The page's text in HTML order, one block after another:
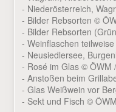
- Niederösterreich,
- Bilder Rebsorten ©
- Bilder Rebsorten
- Weinflaschen
- Neusiedlersee,
- Rosé im Glas © ÖWM
- Anstoßen beim
- Glas Weißwein vor
- Sekt und Fisch ©